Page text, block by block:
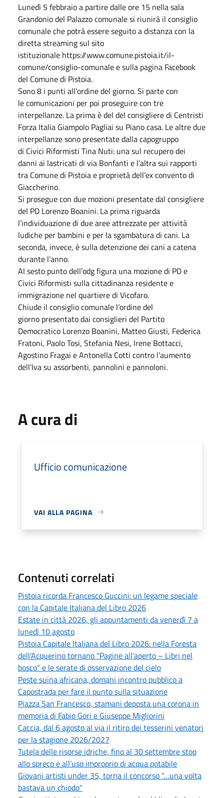
Lunedì 5 febbraio a partire dalle ore 15 nella sala
Grandonio del Palazzo comunale si riunirà il consiglio
comunale che potrà essere seguito a distanza con la
diretta streaming sul sito
istituzionale https://www.comune.pistoia.it/il-
comune/consiglio-comunale e sulla pagina Facebook
del Comune di Pistoia.
Sono 8 i punti all’ordine del giorno. Si parte con
le comunicazioni per poi proseguire con tre
interpellanze. La prima è del del consigliere di Centristi
Forza Italia Giampolo Pagliai su Piano casa. Le altre due
interpellanze sono presentate dalla capogruppo
di Civici Riformisti Tina Nuti: una sul recupero dei
danni ai lastricati di via Bonfanti e l’altra sui rapporti
tra Comune di Pistoia e proprietà dell’ex convento di
Giaccherino.
Si prosegue con due mozioni presentate dal consigliere
del PD Lorenzo Boanini. La prima riguarda
l’individuazione di due aree attrezzate per attività
ludiche per bambini e per la sgambatura di cani. La
seconda, invece, è sulla detenzione dei cani a catena
durante l’anno.
Al sesto punto dell’odg figura una mozione di PD e
Civici Riformisti sulla cittadinanza residente e
immigrazione nel quartiere di Vicofaro.
Chiude il consiglio comunale l’ordine del
giorno presentato dai consiglieri del Partito
Democratico Lorenzo Boanini, Matteo Giusti, Federica
Fratoni, Paolo Tosi, Stefania Nesi, Irene Bottacci,
Agostino Fragai e Antonella Cotti contro l’aumento
dell’Iva su assorbenti, pannolini e pannoloni.
A cura di
Ufficio comunicazione
VAI ALLA PAGINA
Contenuti correlati
Pistoia ricorda Francesco Guccini: un legame speciale
con la Capitale Italiana del Libro 2026
Estate in città 2026, gli appuntamenti da venerdì 7 a
lunedì 10 agosto
Pistoia Capitale Italiana del Libro 2026: nella Foresta
dell'Acquerino tornano "Pagine all'aperto – Libri nel
bosco" e le serate di osservazione del cielo
Peste suina africana, domani incontro pubblico a
Capostrada per fare il punto sulla situazione
Piazza San Francesco, stamani deposta una corona in
memoria di Fabio Gori e Giuseppe Migliorini
Caccia, dal 6 agosto al via il ritiro dei tesserini venatori
per la stagione 2026/2027
Tutela delle risorse idriche, fino al 30 settembre stop
allo spreco e all’uso improprio di acqua potabile
Giovani artisti under 35, torna il concorso "…una volta
bastava un chiodo"